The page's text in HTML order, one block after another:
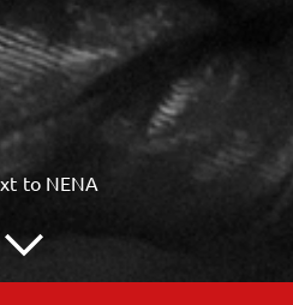
to NENA